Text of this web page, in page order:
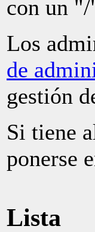
con un
Los
de
gestión
Si tiene
ponerse
Lista